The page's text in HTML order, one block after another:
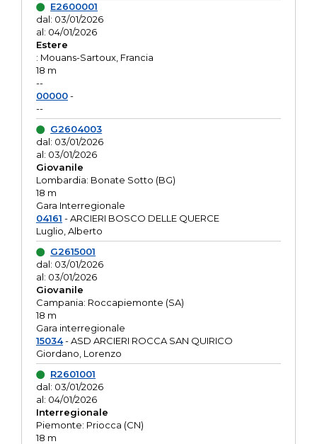
E2600001
dal: 03/01/2026
al: 04/01/2026
Estere
: Mouans-Sartoux, Francia
18 m
--
00000-
--
G2604003
dal: 03/01/2026
al: 03/01/2026
Giovanile
Lombardia: Bonate Sotto (BG)
18 m
Gara Interregionale
04161 - ARCIERI BOSCO DELLE QUERCE
Luglio, Alberto
G2615001
dal: 03/01/2026
al: 03/01/2026
Giovanile
Campania: Roccapiemonte (SA)
18 m
Gara interregionale
15034- ASD ARCIERI ROCCA SAN QUIRICO
Giordano, Lorenzo
R2601001
dal: 03/01/2026
al: 04/01/2026
Interregionale
Piemonte: Priocca (CN)
18 m